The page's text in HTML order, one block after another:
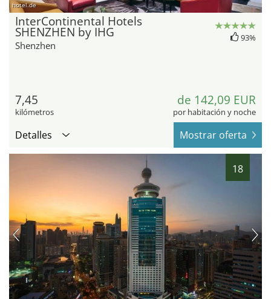
hotel.de
InterContinental Hotels
SHENZHEN by IHG
Shenzhen
93%
7,45
kilómetros
de 142,09 EUR
por habitación y noche
Detalles Mostrar oferta
18